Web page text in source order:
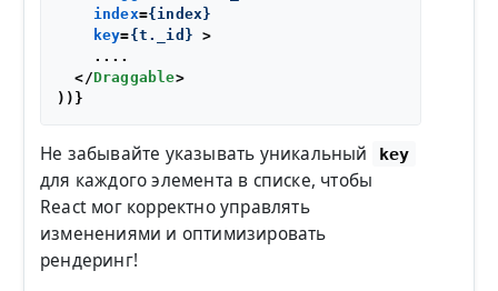
index={index}
key={t._id} >
    ....
</Draggable>
Не забывайте указывать уникальный key
для каждого элемента в списке, чтобы
React мог корректно управлять
изменениями и оптимизировать
рендеринг!